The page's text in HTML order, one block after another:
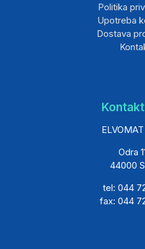
Politika
Upotreba
Dostava
Odra
44000
tel: 044
fax: 044